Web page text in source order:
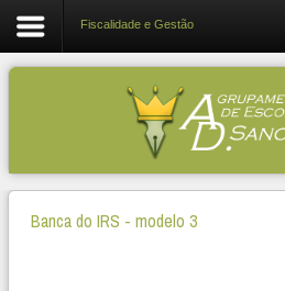
Fiscalidade e Gestão
Banca do IRS - modelo 3